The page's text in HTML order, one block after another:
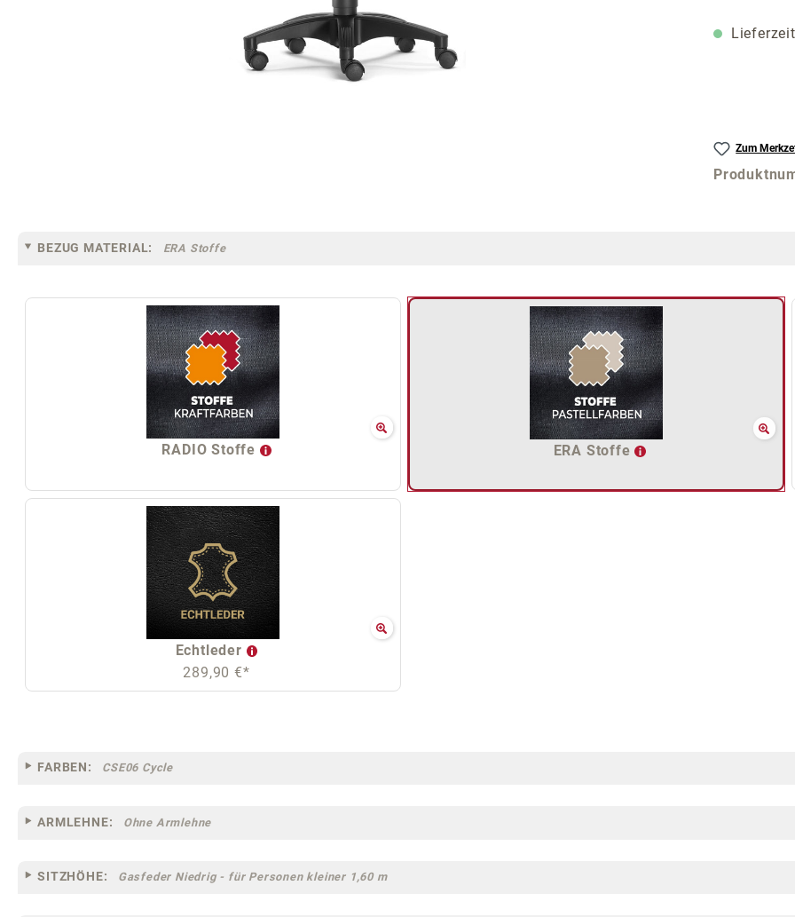
Zum
BEZUG MATERIAL: ERA Stoffe
RADIO Stoffe ERA Stoffe
Echtleder
289,90 €*
FARBEN: CSE06 Cycle
ARMLEHNE: Ohne Armlehne
SITZHÖHE: Gasfeder Niedrig - für Personen kleiner 1,60 m